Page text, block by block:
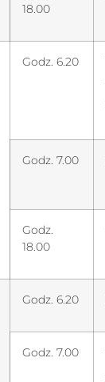
18.00
Godz. 6.20
Godz. 7.00
Godz.
18.00
Godz. 6.20
Godz. 7.00